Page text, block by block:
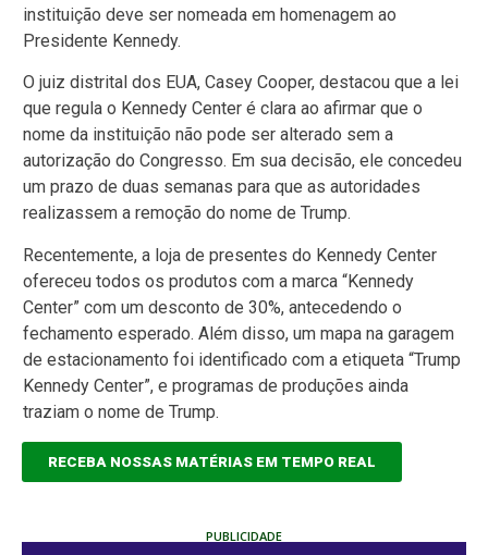
instituição deve ser nomeada em homenagem ao
Presidente Kennedy.
O juiz distrital dos EUA, Casey Cooper, destacou que a lei
que regula o Kennedy Center é clara ao afirmar que o
nome da instituição não pode ser alterado sem a
autorização do Congresso. Em sua decisão, ele concedeu
um prazo de duas semanas para que as autoridades
realizassem a remoção do nome de Trump.
Recentemente, a loja de presentes do Kennedy Center
ofereceu todos os produtos com a marca “Kennedy
Center” com um desconto de 30%, antecedendo o
fechamento esperado. Além disso, um mapa na garagem
de estacionamento foi identificado com a etiqueta “Trump
Kennedy Center”, e programas de produções ainda
traziam o nome de Trump.
RECEBA NOSSAS MATÉRIAS EM TEMPO REAL
PUBLICIDADE